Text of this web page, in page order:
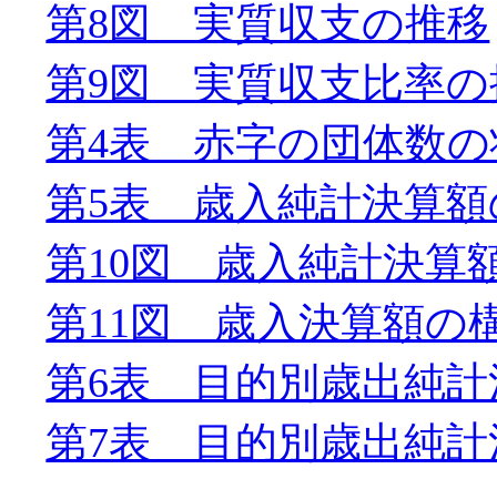
第8図 実質収支の推移
第9図 実質収支比率の
第4表 赤字の団体数の
第5表 歳入純計決算額
第10図 歳入純計決算
第11図 歳入決算額の
第6表 目的別歳出純計
第7表 目的別歳出純計